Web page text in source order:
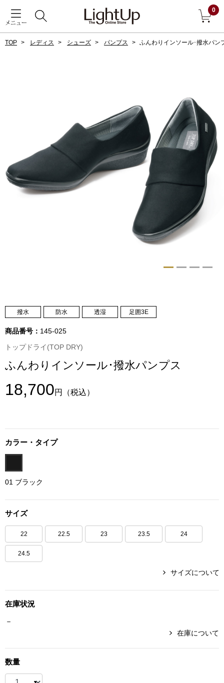
メニュー
0
ダーウェア
BOGARD 最新号はこちら
戻る
ジャケット
コート
トップス
セーター／カ
デニム
その他
ルームウェア
TOP レディス シューズ パンプス ふんわりインソール･撥水パン
撥水 防水 透湿 足囲3E
商品番号： 145-025
トップドライ(TOP DRY)
ふんわりインソール･撥水パンプス
18,700円 （税込）
カラー・タイプ
01 ブラック
サイズ
22 22.5 23 23.5 24
24.5
サイズについて
在庫状況
－
在庫について
数量